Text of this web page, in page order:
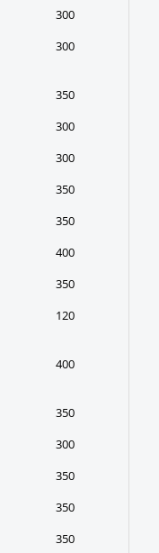
300
300
350
300
300
350
350
400
350
120
400
350
300
350
350
350